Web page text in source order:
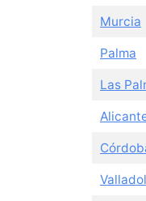
Murcia
Palma
Las